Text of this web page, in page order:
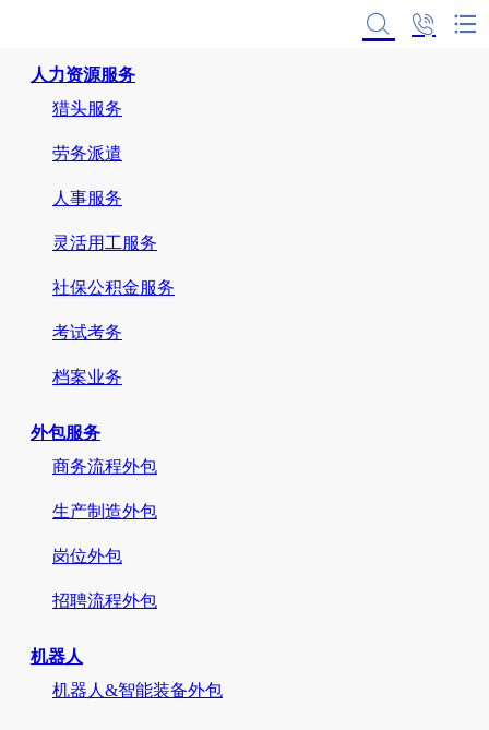
人力资源服务
猎头服务
劳务派遣
人事服务
灵活用工服务
社保公积金服务
考试考务
档案业务
外包服务
商务流程外包
生产制造外包
岗位外包
招聘流程外包
机器人
机器人&智能装备外包